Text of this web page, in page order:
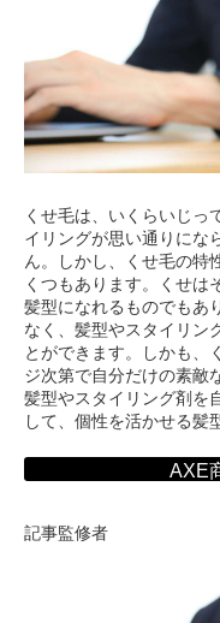
くせ毛は、いくらいじっ
イリングが思い通りにな
ん。しかし、くせ毛の特
くつもあります。くせは
髪型になれるものでもあ
なく、髪型やスタイリン
とができます。しかも、
ジ次第で自分だけの素敵
髪型やスタイリング剤を
して、個性を活かせる髪
AXE
記事監修者